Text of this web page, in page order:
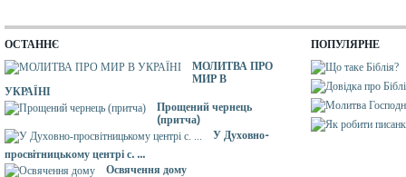
ОСТАННЄ
МОЛИТВА ПРО
МИР В
УКРАЇНІ
Прощений чернець
(притча)
У Духовно-
просвітницькому центрі с. ...
Освячення дому
ПОПУЛЯРНЕ